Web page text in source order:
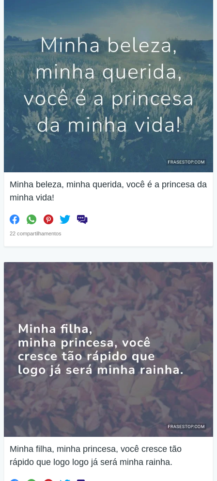
Minha beleza, minha querida, você é a princesa da
minha vida!
22 compartilhamentos
Minha filha, minha princesa, você cresce tão
rápido que logo logo já será minha rainha.